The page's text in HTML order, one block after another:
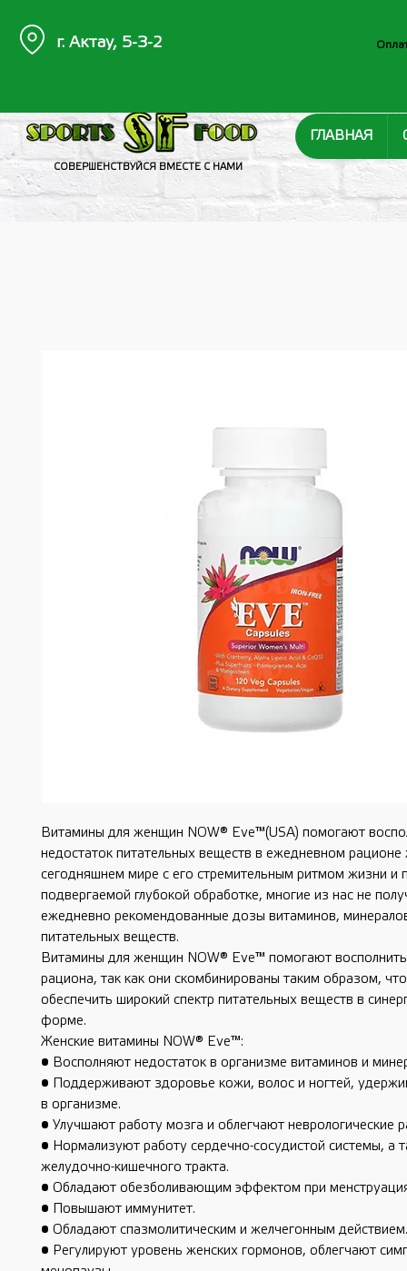
СОВЕРШЕНСТВУЙСЯ ВМЕСТЕ С НАМИ
ГЛАВНАЯ
г. Актау, 5-3-2
Витамины для женщин NOW® Eve™(USA) помогают
недостаток питательных веществ в ежедневном
сегодняшнем мире с его стремительным ритмом жизни и
подвергаемой глубокой обработке, многие из нас не
ежедневно рекомендованные дозы витаминов,
питательных веществ.
Витамины для женщин NOW® Eve™ помогают восполнить
рациона, так как они скомбинированы таким образом,
обеспечить широкий спектр питательных веществ в
форме.
Женские витамины NOW® Eve™:
• Восполняют недостаток в организме витаминов и
• Поддерживают здоровье кожи, волос и ногтей,
в организме.
• Улучшают работу мозга и облегчают неврологические
• Нормализуют работу сердечно-сосудистой системы, а
желудочно-кишечного тракта.
• Обладают обезболивающим эффектом при
• Повышают иммунитет.
• Обладают спазмолитическим и желчегонным действием.
• Регулируют уровень женских гормонов, облегчают